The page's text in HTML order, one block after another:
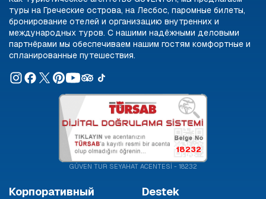
туры на Греческие острова, на Лесбос, паромные билеты,
бронирование отелей и организацию внутренних и
международных туров. С нашими надёжными деловыми
партнёрами мы обеспечиваем нашим гостям комфортные и
спланированные путешествия.
18232
GÜVEN TUR SEYAHAT ACENTESİ - 18232
Корпоративный Destek